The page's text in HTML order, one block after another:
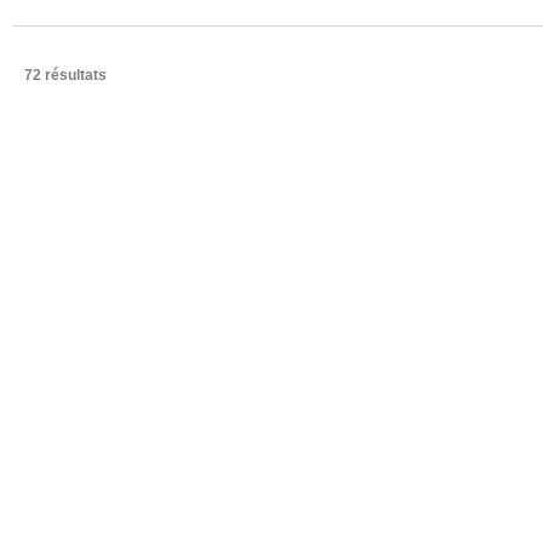
72 résultats